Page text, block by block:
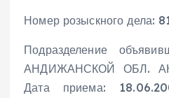
Номер розыскного дела:
Подразделение
АНДИЖАНСКОЙ ОБЛ.
Дата приема: